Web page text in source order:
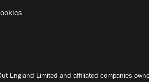
England Limited and affiliated companies